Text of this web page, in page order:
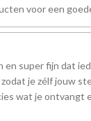
voor een
en super fijn dat
je zélf jouw
wat je ontvangt